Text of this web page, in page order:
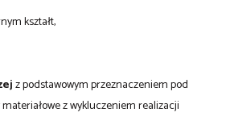
kształt,
z podstawowym przeznaczeniem pod
z wykluczeniem realizacji